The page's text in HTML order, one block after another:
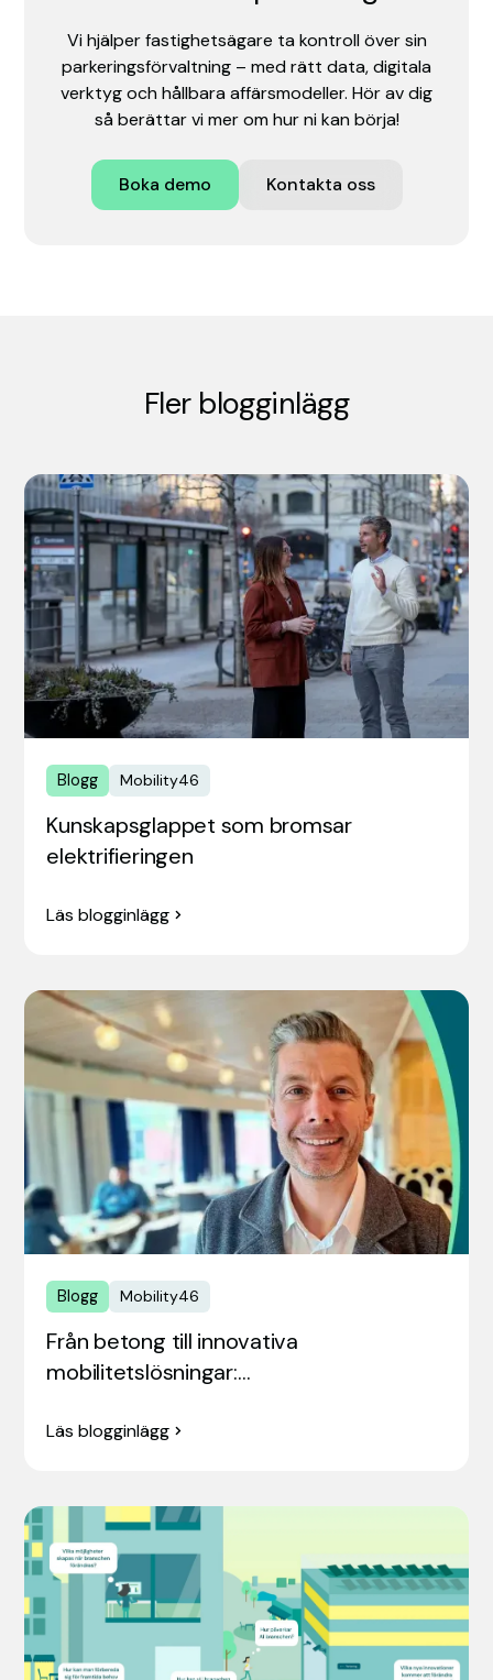
Vi hjälper fastighetsägare ta kontroll över sin
parkeringsförvaltning – med rätt data, digitala
verktyg och hållbara affärsmodeller. Hör av dig
så berättar vi mer om hur ni kan börja!
Boka demo Kontakta oss
Fler blogginlägg
Blogg Mobility46
Kunskapsglappet som bromsar
elektrifieringen
Läs blogginlägg
Blogg Mobility46
Från betong till innovativa
mobilitetslösningar:…
Läs blogginlägg